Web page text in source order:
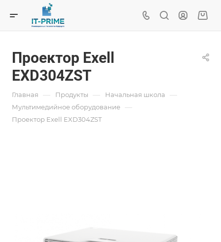
Проектор Exell
EXD304ZST
Главная — Продукты — Начальная школа —
Мультимедийное оборудование —
Проектор Exell EXD304ZST